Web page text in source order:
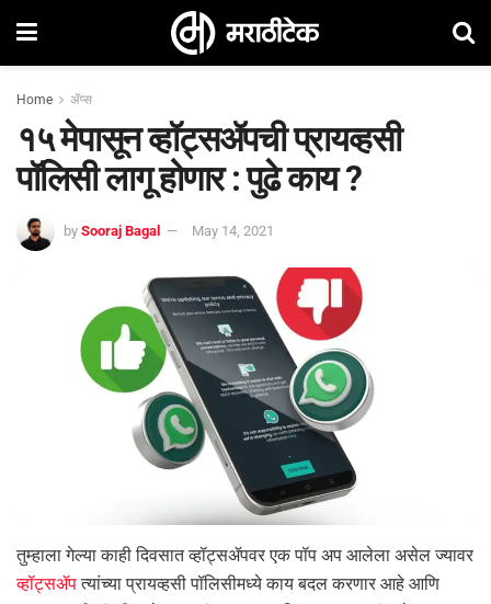
Home ॲप्स
१५ मेपासून व्हॉट्सॲपची प्रायव्हसी
पॉलिसी लागू होणार : पुढे काय ?
by Sooraj Bagal May 14, 2021
तुम्हाला गेल्या काही दिवसात व्हॉट्सॲपवर एक पॉप अप आलेला असेल ज्यावर
व्हॉट्सॲपत्यांच्या प्रायव्हसी पॉलिसीमध्ये काय बदल करणार आहे आणि